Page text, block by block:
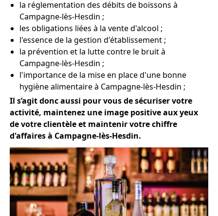
la réglementation des débits de boissons à
Campagne-lès-Hesdin ;
les obligations liées à la vente d'alcool ;
l'essence de la gestion d'établissement ;
la prévention et la lutte contre le bruit à
Campagne-lès-Hesdin ;
l'importance de la mise en place d'une bonne
hygiène alimentaire à Campagne-lès-Hesdin ;
Il s’agit donc aussi pour vous de sécuriser votre
activité, maintenez une image positive aux yeux
de votre clientèle et maintenir votre chiffre
d'affaires à Campagne-lès-Hesdin.